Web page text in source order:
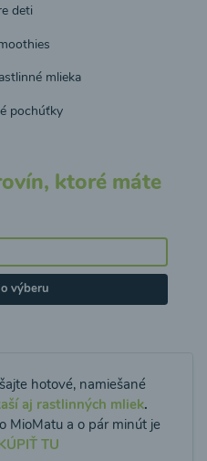
deti
mlieka
pochúťky
ktoré máte
výberu
hotové, namiešané
aj rastlinných mliek.
MioMatu a o pár minút je
TU